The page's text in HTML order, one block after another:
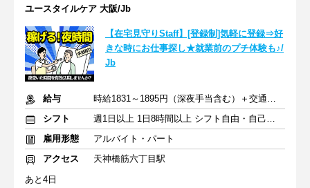
ユースタイルケア 大阪/Jb
【在宅見守りStaff】[登録制]気軽に登録⇒好
きな時にお仕事探し★就業前のプチ体験も♪/
Jb
給与
時給1831～1895円（深夜手当含む）＋交通費支給
シフト
週1日以上 1日8時間以上 シフト自由・自己申告
雇用形態
アルバイト・パート
アクセス
天神橋筋六丁目駅
あと4日